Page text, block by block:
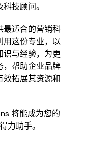
技顾问。
最适合的营销科
用这份专业，以
识与经验，为更
，帮助企业品牌
效拓展其资源和
将能成为您的
力助手。